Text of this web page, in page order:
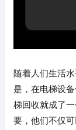
随着人们生活
是，在电梯设
梯回收就成了
要，他们不仅